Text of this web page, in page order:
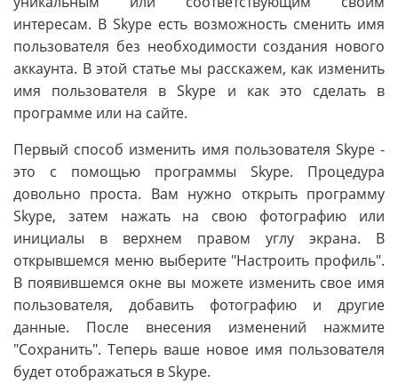
интересам. В Skype есть возможность сменить имя
пользователя без необходимости создания нового
аккаунта. В этой статье мы расскажем, как изменить
имя пользователя в Skype и как это сделать в
программе или на сайте.
Первый способ изменить имя пользователя Skype -
это с помощью программы Skype. Процедура
довольно проста. Вам нужно открыть программу
Skype, затем нажать на свою фотографию или
инициалы в верхнем правом углу экрана. В
открывшемся меню выберите "Настроить профиль".
В появившемся окне вы можете изменить свое имя
пользователя, добавить фотографию и другие
данные. После внесения изменений нажмите
"Сохранить". Теперь ваше новое имя пользователя
будет отображаться в Skype.